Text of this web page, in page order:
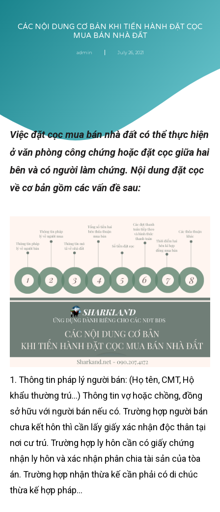
CÁC NỘI DUNG CƠ BẢN KHI TIẾN HÀNH ĐẶT CỌC
MUA BÁN NHÀ ĐẤT
admin July 26, 2021
Việc đặt cọc mua bán nhà đất có thể thực hiện
ở văn phòng công chứng hoặc đặt cọc giữa hai
bên và có người làm chứng. Nội dung đặt cọc
về cơ bản gồm các vấn đề sau:
1. Thông tin pháp lý người bán: (Họ tên, CMT, Hộ
khẩu thường trú…) Thông tin vợ hoặc chồng, đồng
sở hữu với người bán nếu có. Trường hợp người bán
chưa kết hôn thì cần lấy giấy xác nhận độc thân tại
nơi cư trú. Trường hợp ly hôn cần có giấy chứng
nhận ly hôn và xác nhận phân chia tài sản của tòa
án. Trường hợp nhận thừa kế cần phải có di chúc
thừa kế hợp pháp…